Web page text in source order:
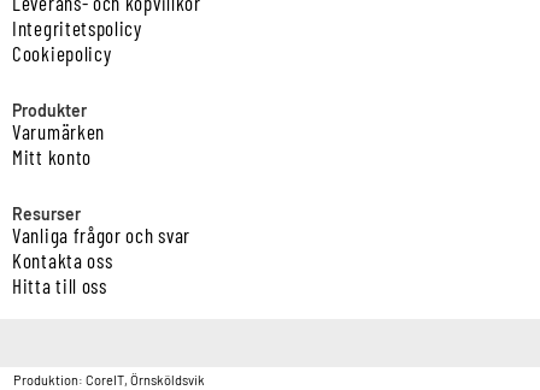
Integritetspolicy
Cookiepolicy
Produkter
Varumärken
Mitt konto
Resurser
Vanliga frågor och svar
Kontakta oss
Hitta till oss
Produktion: CoreIT, Örnsköldsvik